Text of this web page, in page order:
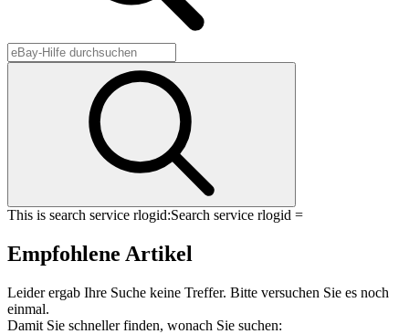
This is search service rlogid:Search service rlogid =
Empfohlene Artikel
Leider ergab Ihre Suche keine Treffer. Bitte versuchen Sie es noch
einmal.
Damit Sie schneller finden, wonach Sie suchen: